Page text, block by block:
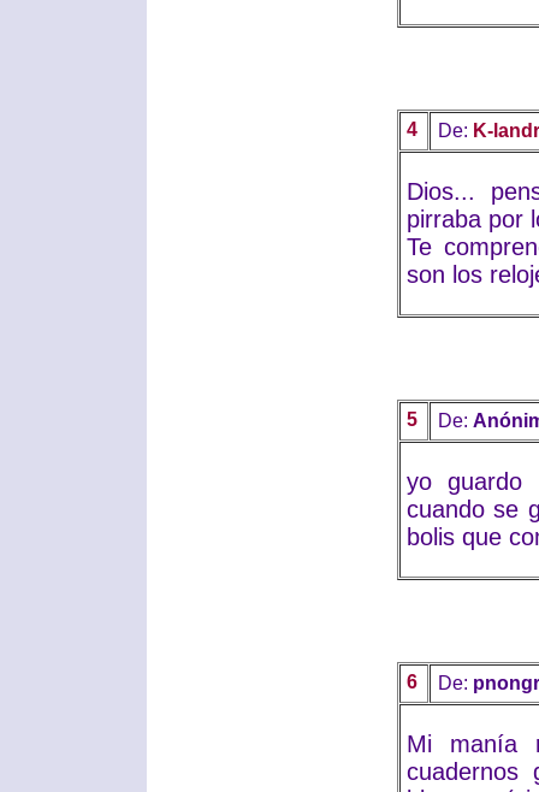
4 De: K-
Dios...
pirraba por
Te
son los
5 De:
yo guardo
cuando se
bolis que
6 De:
Mi manía
cuadernos